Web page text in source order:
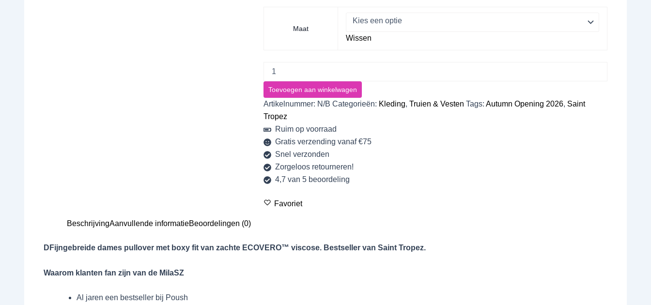
Maat
Wissen
Toevoegen aan winkelwagen
Artikelnummer: N/B Categorieën: Kleding, Truien & Vesten Tags: Autumn Opening 2026, Saint
Tropez
Ruim op voorraad
Gratis verzending vanaf €75
Snel verzonden
Zorgeloos retourneren!
4,7 van 5 beoordeling
Favoriet
BeschrijvingAanvullende informatieBeoordelingen (0)
DFijngebreide dames pullover met boxy fit van zachte ECOVERO™ viscose. Bestseller van Saint Tropez.
Waarom klanten fan zijn van de MilaSZ
Al jaren een bestseller bij Poush